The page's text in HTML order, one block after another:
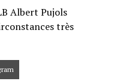
Albert Pujols
très